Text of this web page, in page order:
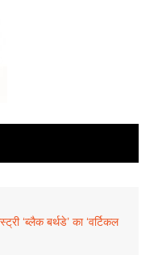
‘ब्लैक बर्थडे’ का ‘वर्टिकल